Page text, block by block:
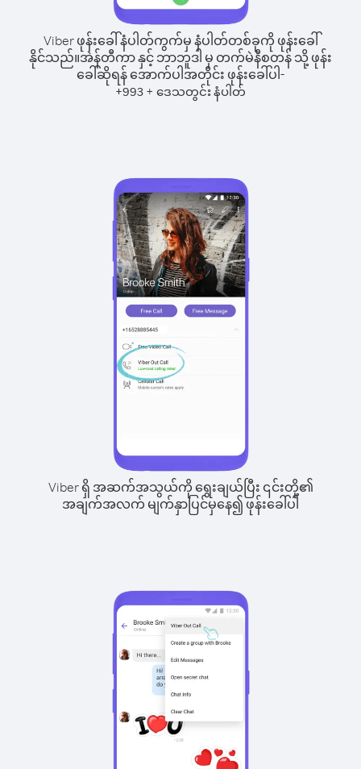
Viber ဖုန်းခေါ်နံပါတ်ကွက်မှ နံပါတ်တစ်ခုကို ဖုန်းခေါ်
နိုင်သည်။အဲန်တီကာ နှင့် ဘာဘူဒါ မှ တက်မဲနီစတန် သို့ ဖုန်း
ခေါ်ဆိုရန် အောက်ပါအတိုင်း ဖုန်းခေါ်ပါ-
+993 + ဒေသတွင်း နံပါတ်
Viber ရှိ အဆက်အသွယ်ကို ရွေးချယ်ပြီး ၎င်းတို့၏
အချက်အလက် မျက်နှာပြင်မှနေ၍ ဖုန်းခေါ်ပါ